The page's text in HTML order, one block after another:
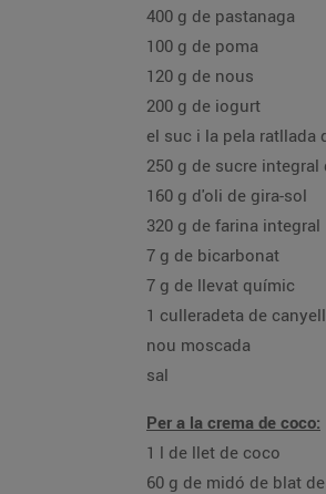
400 g de pastanaga
100 g de poma
120 g de nous
200 g de iogurt
el suc i la pela ratllada
250 g de sucre integral
160 g d'oli de gira-sol
320 g de farina integral
7 g de bicarbonat
7 g de llevat químic
1 culleradeta de
nou moscada
sal
Per a la crema de coco:
1 l de llet de coco
60 g de midó de blat